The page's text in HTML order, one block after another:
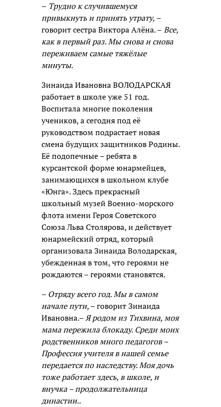
– Трудно к случившемуся
привыкнуть и принять утрату, –
говорит сестра Виктора Алёна. – Все,
как в первый раз. Мы снова и снова
переживаем самые тяжёлые
минуты.
Зинаида Ивановна ВОЛОДАРСКАЯ
работает в школе уже 51 год.
Воспитала многие поколения
учеников, а сегодня под её
руководством подрастает новая
смена будущих защитников Родины.
Её подопечные – ребята в
курсантской форме юнармейцев,
занимающихся в школьном клубе
«Юнга». Здесь прекрасный
школьный музей Военно-морского
флота имени Героя Советского
Союза Льва Столярова, и действует
юнармейский отряд, который
организовала Зинаида Володарская,
убежденная в том, что героями не
рождаются – героями становятся.
– Отряду всего год. Мы в самом
начале пути, – говорит Зинаида
Ивановна.–Я родом из Тихвина, моя
мама пережила блокаду. Среди моих
родственников много педагогов –
Профессия учителя в нашей семье
передается по наследству. Моя дочь
тоже работает здесь, в школе, и
внучка – продолжательница
династии..